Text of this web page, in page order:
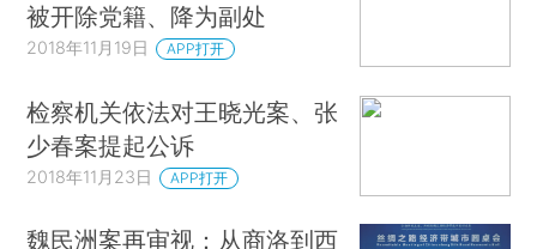
被开除党籍、降为副处
2018年11月19日 APP打开
检察机关依法对王晓光案、张
少春案提起公诉
2018年11月23日 APP打开
魏民洲案再审视：从商洛到西